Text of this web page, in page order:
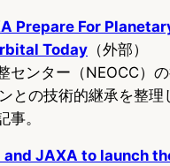
Prepare For
Today （外部）
センター（NEOCC）
との技術的継承を整理
事。
and JAXA to launch